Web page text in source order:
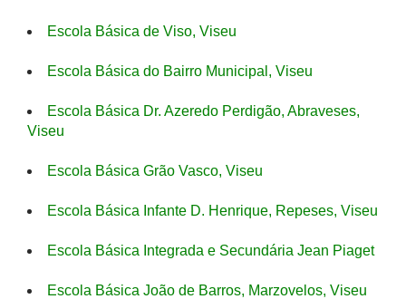
Escola Básica de Viso, Viseu
Escola Básica do Bairro Municipal, Viseu
Escola Básica Dr. Azeredo Perdigão, Abraveses,
Viseu
Escola Básica Grão Vasco, Viseu
Escola Básica Infante D. Henrique, Repeses, Viseu
Escola Básica Integrada e Secundária Jean Piaget
Escola Básica João de Barros, Marzovelos, Viseu